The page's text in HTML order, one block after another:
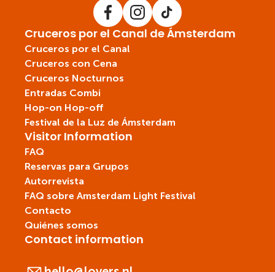
Contact information
Cruceros por el Canal de Ámsterdam
Cruceros por el Canal
Cruceros con Cena
Cruceros Nocturnos
Entradas Combi
Hop-on Hop-off
Festival de la Luz de Ámsterdam
Visitor Information
FAQ
Reservas para Grupos
Autorrevista
FAQ sobre Amsterdam Light Festival
Contacto
Quiénes somos